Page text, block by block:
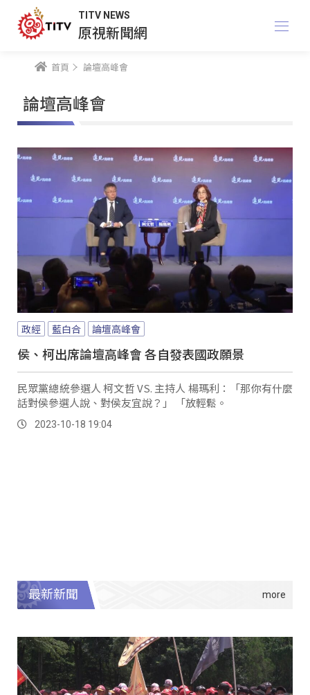
TITV NEWS
原視新聞網
首頁 論壇高峰會
論壇高峰會
政經 藍白合 論壇高峰會
侯、柯出席論壇高峰會 各自發表國政願景
民眾黨總統參選人 柯文哲 VS. 主持人 楊瑪利：「那你有什麼
話對侯參選人說、對侯友宜說？」 「放輕鬆。
2023-10-18 19:04
最新新聞